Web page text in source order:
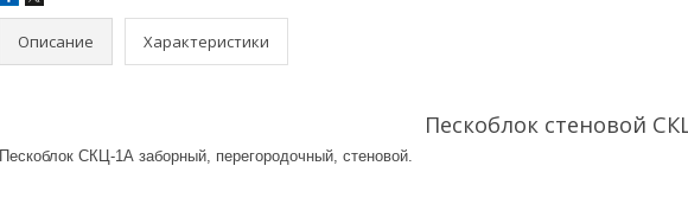
Описание Характеристики
Пескоблок стеновой
Пескоблок СКЦ-1А заборный, перегородочный, стеновой.